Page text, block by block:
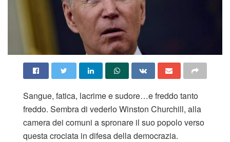
Sangue, fatica, lacrime e sudore…e freddo tanto
freddo. Sembra di vederlo Winston Churchill, alla
camera dei comuni a spronare il suo popolo verso
questa crociata in difesa della democrazia.